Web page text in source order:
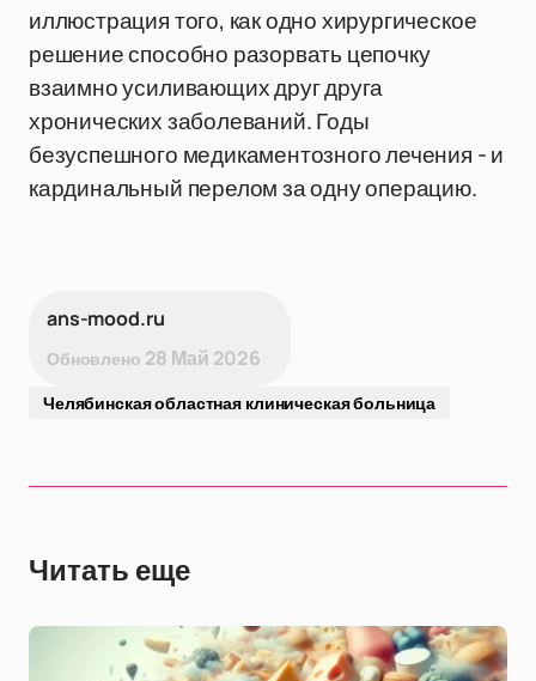
иллюстрация того, как одно хирургическое
решение способно разорвать цепочку
взаимно усиливающих друг друга
хронических заболеваний. Годы
безуспешного медикаментозного лечения - и
кардинальный перелом за одну операцию.
ans-mood.ru
Обновлено 28 Май 2026
Челябинская областная клиническая больница
Читать еще